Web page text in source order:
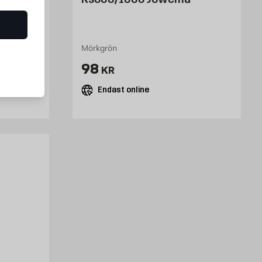
Mörkgrön
Pris 98 kr
98 KR
Endast online